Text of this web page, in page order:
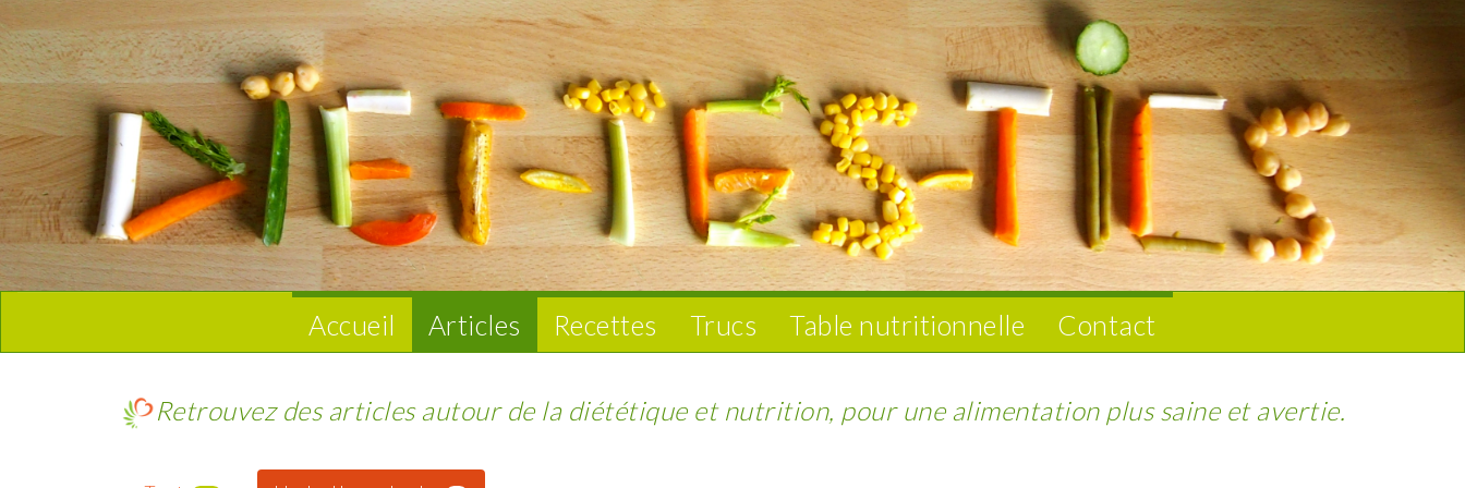
Accueil Articles Recettes Trucs Table nutritionnelle Contact
Retrouvez des articles autour de la diététique et nutrition, pour une alimentation plus saine et avertie.